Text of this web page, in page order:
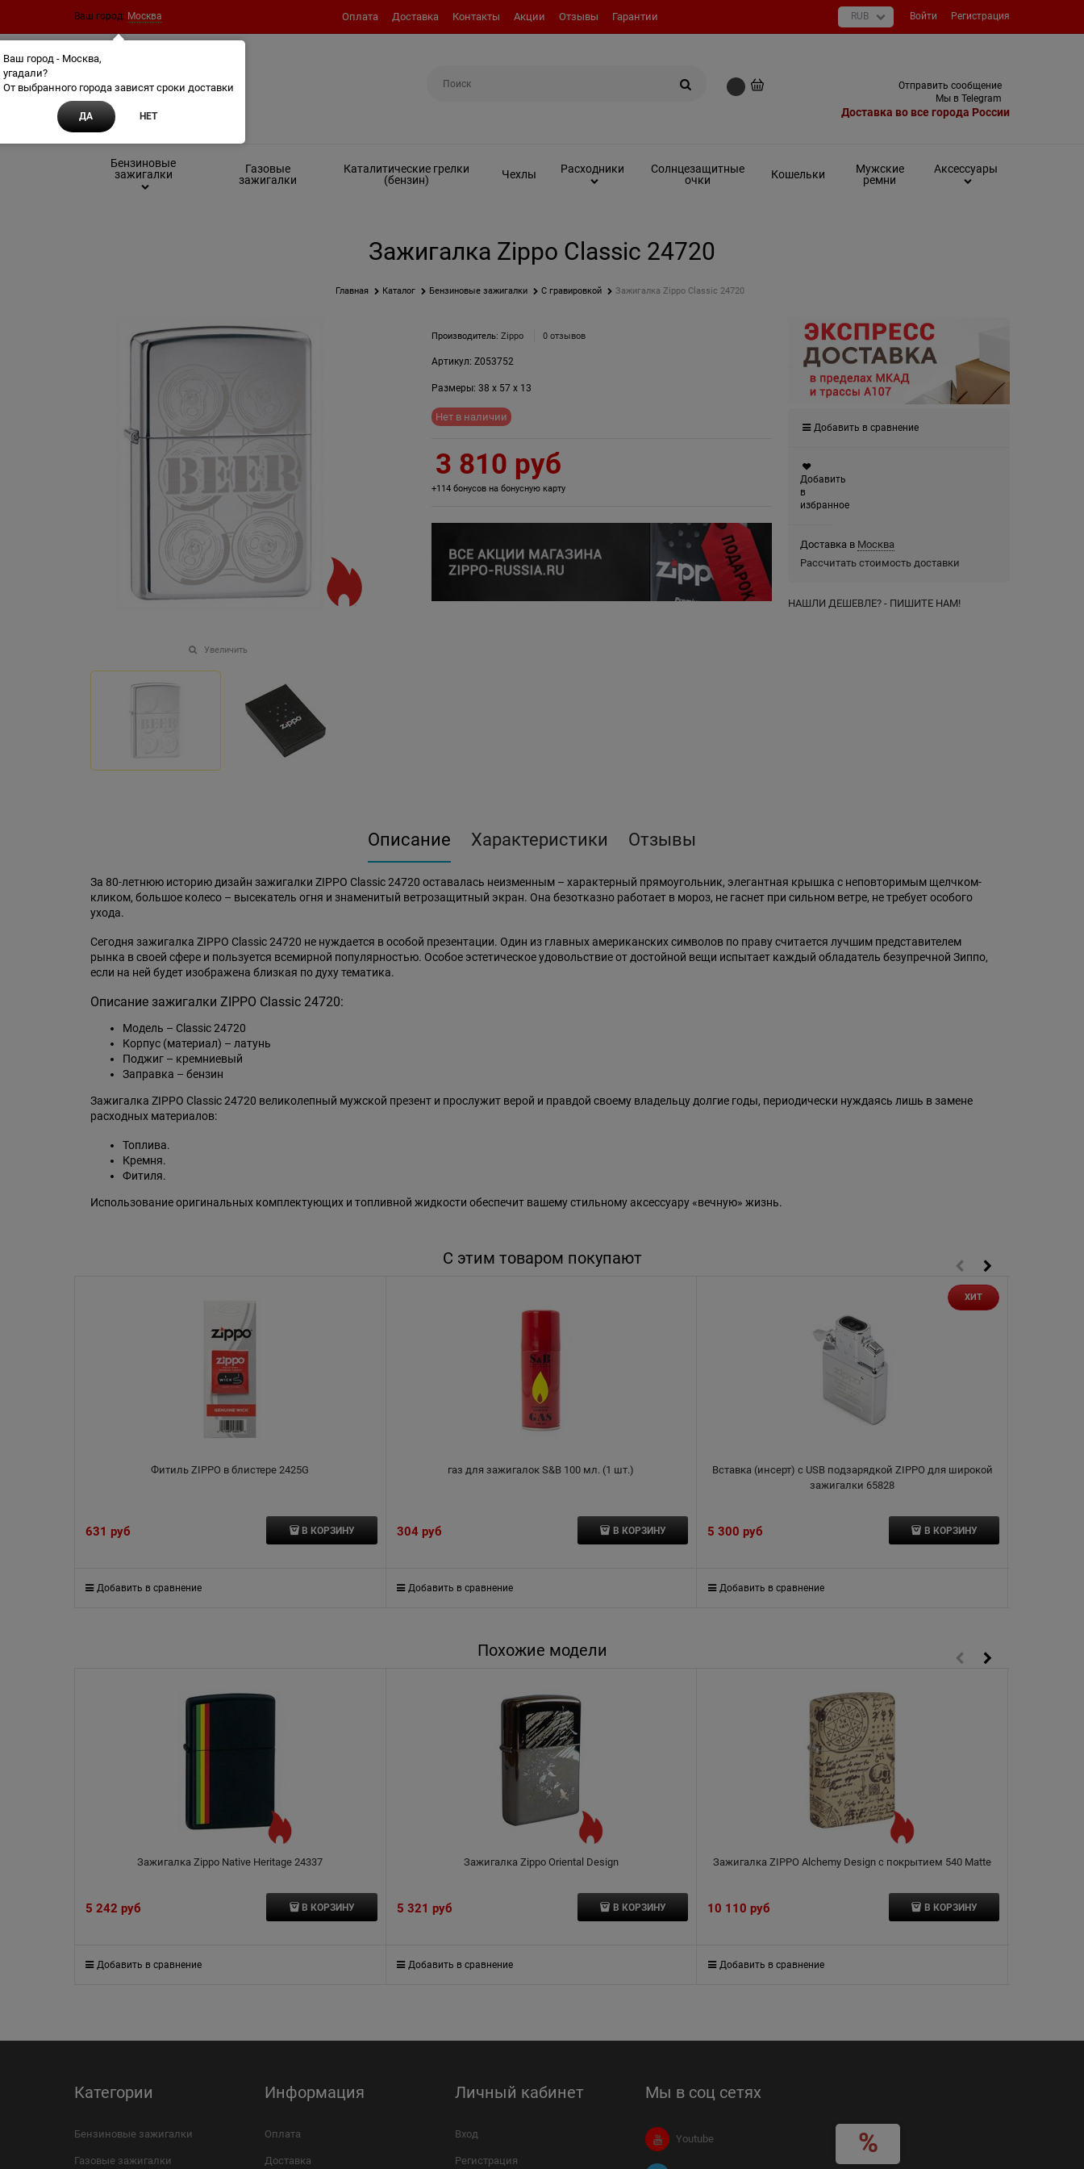
Ваш город: Москва Оплата Доставка Контакты Акции Отзывы Гарантии Войти Регистрация
Отправить сообщение
Мы в Telegram
Доставка во все города России
Бензиновые
зажигалки
Газовые
зажигалки
Каталитические грелки
(бензин)
Чехлы Расходники
Солнцезащитные
очки
Кошельки
Мужские
ремни
Аксессуары
Зажигалка Zippo Classic 24720
Главная Каталог Бензиновые зажигалки С гравировкой Зажигалка Zippo Classic 24720
Увеличить
Производитель: Zippo 0 отзывов
Артикул: Z053752
Размеры: 38 x 57x 13
Нет в наличии
3 810 руб
+114 бонусов на бонусную карту
Добавить в сравнение
Добавить
в
избранное
Доставка в Москва
Рассчитать стоимость доставки
НАШЛИ ДЕШЕВЛЕ? - ПИШИТЕ НАМ!
Описание Характеристики Отзывы
За 80-летнюю историю дизайн зажигалки ZIPPO Classic 24720 оставалась неизменным – характерный прямоугольник, элегантная крышка с неповторимым щелчком-
кликом, большое колесо – высекатель огня и знаменитый ветрозащитный экран. Она безотказно работает в мороз, не гаснет при сильном ветре, не требует особого
ухода.
Сегодня зажигалка ZIPPO Classic 24720 не нуждается в особой презентации. Один из главных американских символов по праву считается лучшим представителем
рынка в своей сфере и пользуется всемирной популярностью. Особое эстетическое удовольствие от достойной вещи испытает каждый обладатель безупречной Зиппо,
если на ней будет изображена близкая по духу тематика.
Описание зажигалки ZIPPO Classic 24720:
Модель – Classic 24720
Корпус (материал) – латунь
Поджиг – кремниевый
Заправка – бензин
Зажигалка ZIPPO Classic 24720 великолепный мужской презент и прослужит верой и правдой своему владельцу долгие годы, периодически нуждаясь лишь в замене
расходных материалов:
Топлива.
Кремня.
Фитиля.
Использование оригинальных комплектующих и топливной жидкости обеспечит вашему стильному аксессуару «вечную» жизнь.
С этим товаром покупают
Фитиль ZIPPO в блистере 2425G
631 руб В КОРЗИНУ
Добавить в сравнение
газ для зажигалок S&B 100 мл. (1 шт.)
304 руб В КОРЗИНУ
Добавить в сравнение
Вставка (инсерт) с USB подзарядкой ZIPPO для широкой
зажигалки 65828
ХИТ
5 300 руб В КОРЗИНУ
Добавить в сравнение
Похожие модели
Зажигалка Zippo Native Heritage 24337
5 242 руб В КОРЗИНУ
Добавить в сравнение
Зажигалка Zippo Oriental Design
5 321 руб В КОРЗИНУ
Добавить в сравнение
Зажигалка ZIPPO Alchemy Design с покрытием 540 Matte
10 110 руб В КОРЗИНУ
Добавить в сравнение
Категории
Бензиновые зажигалки
Газовые зажигалки
Информация
Оплата
Доставка
Личный кабинет
Вход
Регистрация
Мы в соц сетях
Youtube
Ваш город - Москва,
угадали?
От выбранного города зависят сроки доставки
ДА НЕТ